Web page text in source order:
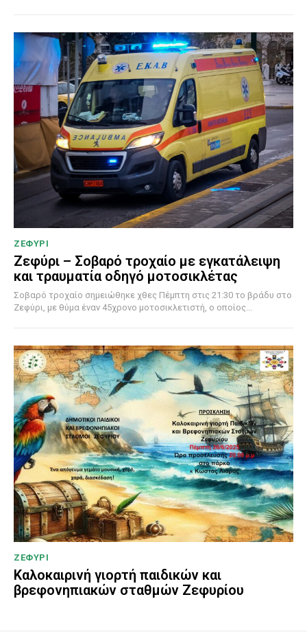
ΖΕΦΥΡΙ
Ζεφύρι – Σοβαρό τροχαίο με εγκατάλειψη
και τραυματία οδηγό μοτοσικλέτας
Σοβαρό τροχαίο σημειώθηκε χθες Πέμπτη στις 21:30 το βράδυ στο
Ζεφύρι, με θύμα έναν 45χρονο μοτοσικλετιστή, ο οποίος...
ΖΕΦΥΡΙ
Καλοκαιρινή γιορτή παιδικών και
βρεφονηπιακών σταθμών Ζεφυρίου